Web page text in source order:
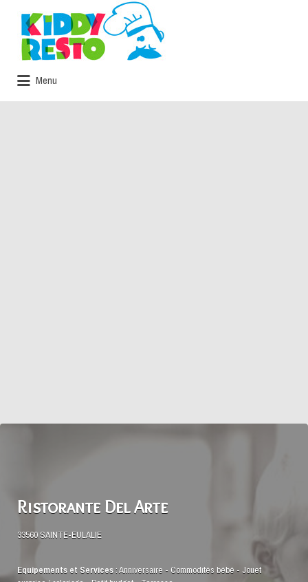
Rechercher:
Menu
Ristorante Del Arte
33560 SAINTE-EULALIE
Equipements et Services:Anniversaire - Commodités bébé - Jouet